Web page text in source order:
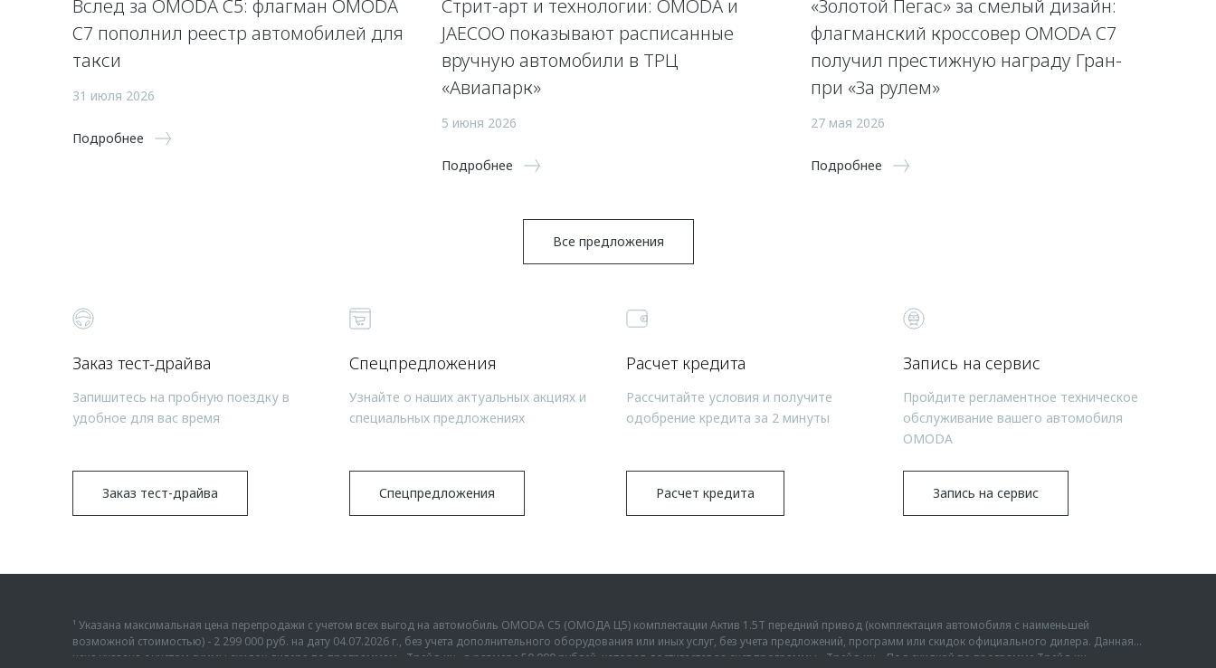
Вслед за OMODA C5: флагман OMODA
C7 пополнил реестр автомобилей для
такси
31 июля 2026
Подробнее
Стрит-арт и технологии: OMODA и
JAECOO показывают расписанные
вручную автомобили в ТРЦ
«Авиапарк»
5 июня 2026
Подробнее
«Золотой Пегас» за смелый дизайн:
флагманский кроссовер OMODA C7
получил престижную награду Гран-
при «За рулем»
27 мая 2026
Подробнее
Все предложения
Заказ тест-драйва
Запишитесь на пробную поездку в
удобное для вас время
Заказ тест-драйва
Спецпредложения
Узнайте о наших актуальных акциях и
специальных предложениях
Спецпредложения
Расчет кредита
Рассчитайте условия и получите
одобрение кредита за 2 минуты
Расчет кредита
Запись на сервис
Пройдите регламентное техническое
обслуживание вашего автомобиля
OMODA
Запись на сервис
¹ Указана максимальная цена перепродажи с учетом всех выгод на автомобиль OMODA C5 (ОМОДА Ц5) комплектации Актив 1.5Т передний привод (комплектация автомобиля с наименьшей
возможной стоимостью) - 2 299 000 руб. на дату 04.07.2026 г., без учета дополнительного оборудования или иных услуг, без учета предложений, программ или скидок официального дилера. Данная
цена указана с учетом суммы скидок дилера по программам «Трейд-ин» в размере 50 000 рублей, которая достигается за счет программы «Трейд-ин». Под скидкой по программе Трейд-ин